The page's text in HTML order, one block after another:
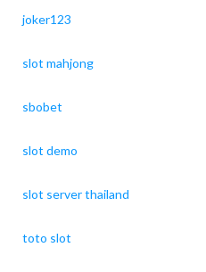
joker123
slot mahjong
sbobet
slot demo
slot server thailand
toto slot